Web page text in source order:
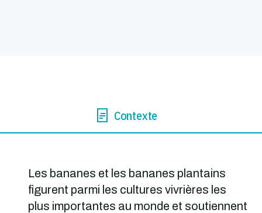
Contexte
Les bananes et les bananes plantains
figurent parmi les cultures vivrières les
plus importantes au monde et soutiennent